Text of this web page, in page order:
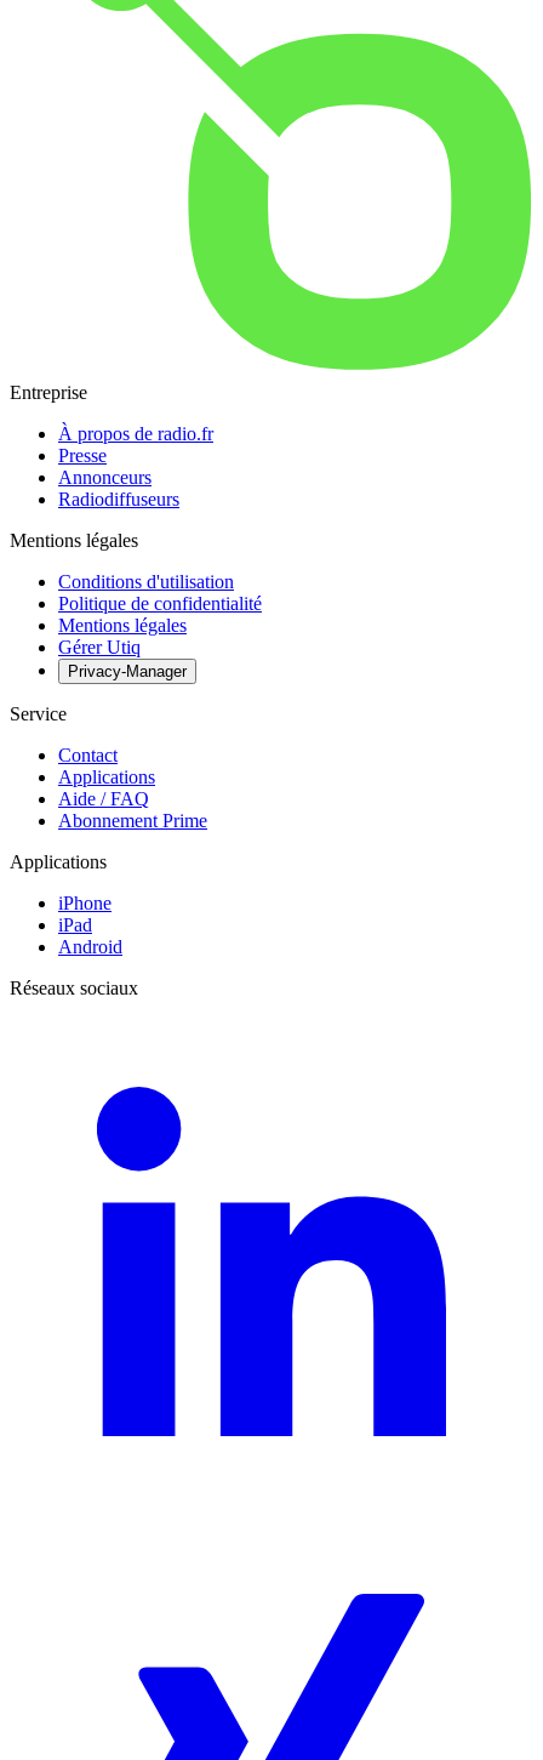
Entreprise
À propos de radio.fr
Presse
Annonceurs
Radiodiffuseurs
Mentions légales
Conditions d'utilisation
Politique de confidentialité
Mentions légales
Gérer Utiq
Privacy-Manager
Service
Contact
Applications
Aide / FAQ
Abonnement Prime
Applications
iPhone
iPad
Android
Réseaux sociaux